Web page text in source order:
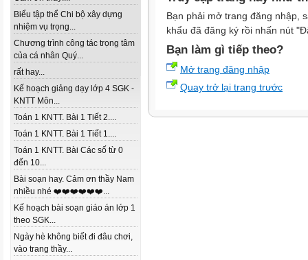
Biểu tập thể Chi bộ xây dựng
nhiệm vụ trọng...
Chương trình công tác trọng tâm
của cá nhân Quý...
rất hay...
Kế hoạch giảng dạy lớp 4 SGK -
KNTT Môn...
Toán 1 KNTT. Bài 1 Tiết 2....
Toán 1 KNTT. Bài 1 Tiết 1....
Toán 1 KNTT. Bài Các số từ 0
đến 10...
Bài soạn hay. Cảm ơn thầy Nam
nhiều nhé ❤️❤️❤️❤️❤️❤️...
Kế hoạch bài soạn giáo án lớp 1
theo SGK...
Ngày hè không biết đi đâu chơi,
vào trang thầy...
Bạn phải mở trang đăng nhập,
khẩu đã đăng ký rồi nhấn nút
Bạn làm gì tiếp theo?
Mở trang đăng nhập
Quay trở lại trang trước